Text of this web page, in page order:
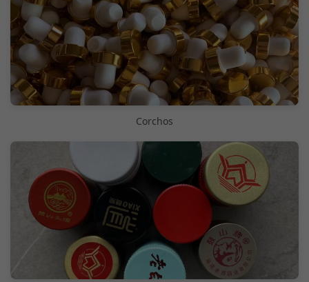
Corchos